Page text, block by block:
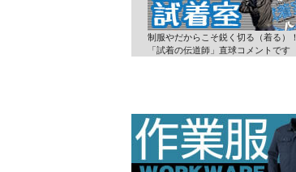
制服やだからこそ鋭く切る（着る）！
「試着の伝道師」直球コメントです